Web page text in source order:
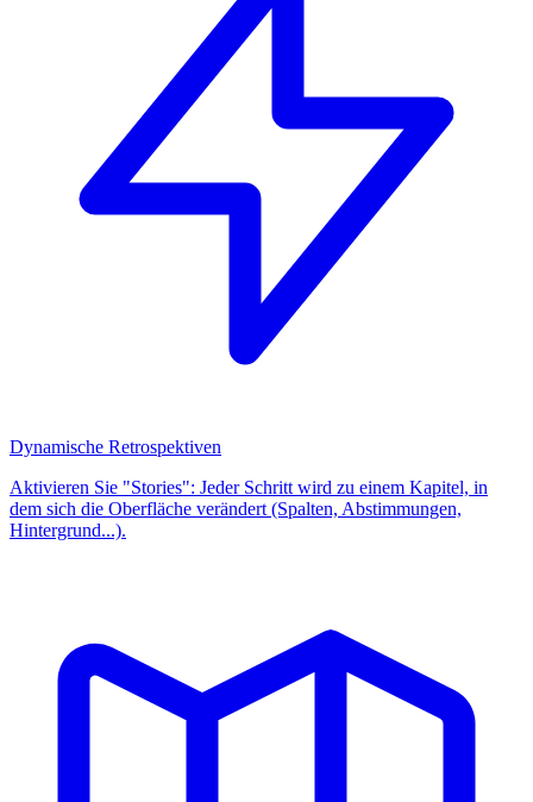
Dynamische Retrospektiven
Aktivieren Sie "Stories": Jeder Schritt wird zu einem Kapitel, in
dem sich die Oberfläche verändert (Spalten, Abstimmungen,
Hintergrund...).